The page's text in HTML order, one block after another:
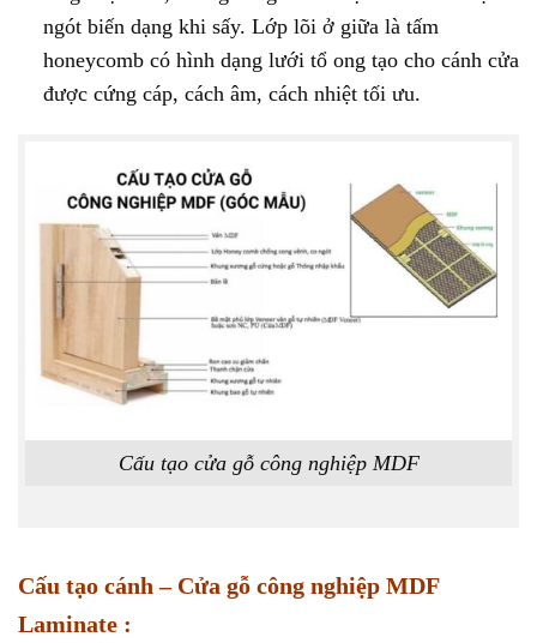
ngót biến dạng khi sấy. Lớp lõi ở giữa là tấm
honeycomb có hình dạng lưới tổ ong tạo cho cánh cửa
được cứng cáp, cách âm, cách nhiệt tối ưu.
Cấu tạo cửa gỗ công nghiệp MDF
Cấu tạo cánh – Cửa gỗ công nghiệp MDF
Laminate :